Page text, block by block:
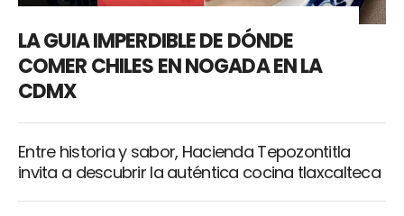
LA GUIA IMPERDIBLE DE DÓNDE
COMER CHILES EN NOGADA EN LA
CDMX
Entre historia y sabor, Hacienda Tepozontitla
invita a descubrir la auténtica cocina tlaxcalteca